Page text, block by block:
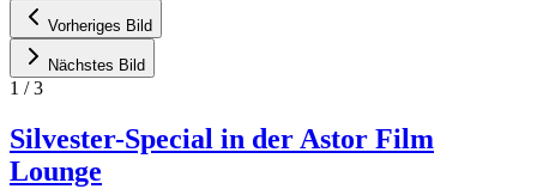
Vorheriges Bild
Nächstes Bild
1 /3
Silvester-Special in der Astor Film
Lounge